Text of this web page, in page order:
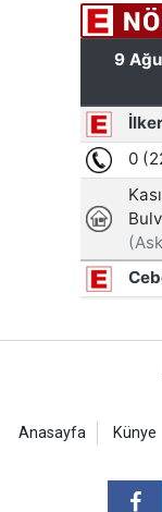
Anasayfa Künye